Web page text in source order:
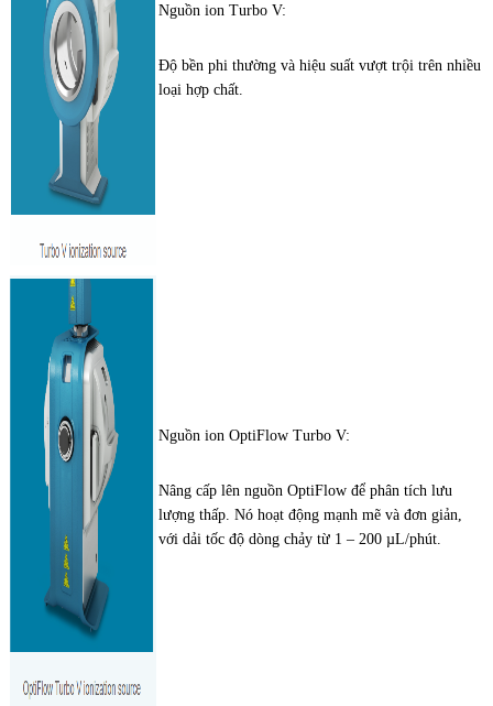
Nguồn ion Turbo V:
Độ bền phi thường và hiệu suất vượt trội trên nhiều
loại hợp chất.
Nguồn ion OptiFlow Turbo V:
Nâng cấp lên nguồn OptiFlow để phân tích lưu
lượng thấp. Nó hoạt động mạnh mẽ và đơn giản,
với dải tốc độ dòng chảy từ 1 – 200 µL/phút.